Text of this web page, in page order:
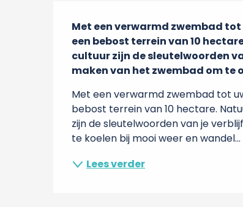
Beschrijving
Met een verwarmd zwembad
een bebost terrein van 10
cultuur zijn de sleutelwoorden
maken van het zwembad om te
Met een verwarmd zwembad tot
bebost terrein van 10 hectare.
zijn de sleutelwoorden van je
te koelen bij mooi weer en wandel...
Lees verder